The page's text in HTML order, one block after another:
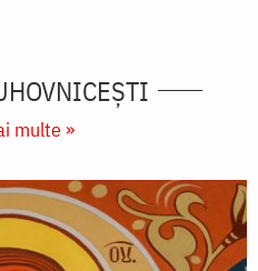
multe »